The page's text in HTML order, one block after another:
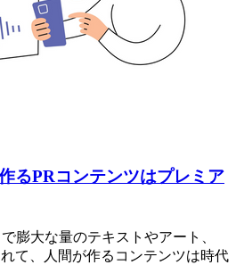
るPRコンテンツはプレミア
膨大な量のテキストやアート、
て、人間が作るコンテンツは時代